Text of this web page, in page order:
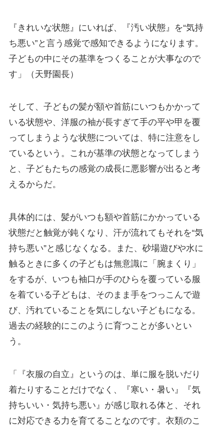
『きれいな状態』にいれば、『汚い状態』を“気持
ち悪い”と言う感覚で感知できるようになります。
子どもの中にその基準をつくることが大事なので
す」（天野園長）
そして、子どもの髪が額や首筋にいつもかかって
いる状態や、洋服の袖が長すぎて手の平や甲を覆
ってしまうような状態については、特に注意をし
ているという。これが基準の状態となってしまう
と、子どもたちの感覚の成長に悪影響が出ると考
えるからだ。
具体的には、髪がいつも額や首筋にかかっている
状態だと触覚が鈍くなり、汗が流れてもそれを“気
持ち悪い”と感じなくなる。また、砂場遊びや水に
触るときに多くの子どもは無意識に「腕まくり」
をするが、いつも袖口が手のひらを覆っている服
を着ている子どもは、そのまま手をつっこんで遊
び、汚れていることを気にしない子どもになる。
過去の経験的にこのように育つことが多いとい
う。
「『衣服の自立』というのは、単に服を脱いだり
着たりすることだけでなく、『寒い・暑い』『気
持ちいい・気持ち悪い』が感じ取れる体と、それ
に対応できる力を育てることなのです。衣類のこ